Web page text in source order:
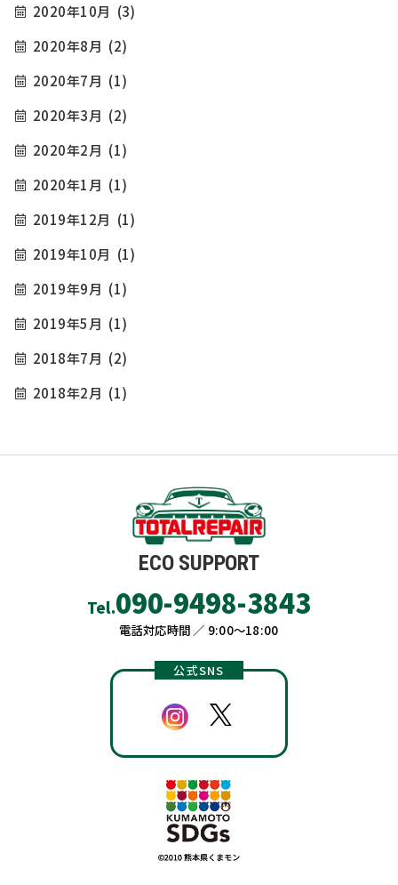
2020年10月 (3)
2020年8月 (2)
2020年7月 (1)
2020年3月 (2)
2020年2月 (1)
2020年1月 (1)
2019年12月 (1)
2019年10月 (1)
2019年9月 (1)
2019年5月 (1)
2018年7月 (2)
2018年2月 (1)
ECO SUPPORT
Tel.090-9498-3843
電話対応時間 ／ 9:00〜18:00
公式SNS